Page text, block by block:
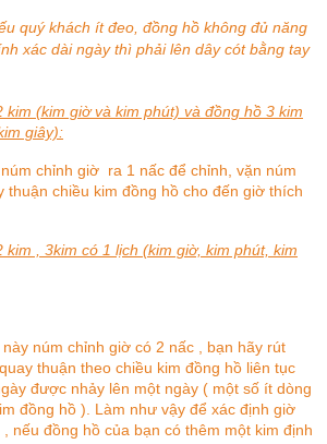
quý khách ít đeo, đồng hồ không đủ năng
xác dài ngày thì phải lên dây cót bằng tay
(kim giờ và kim phút) và đồng hồ 3 kim
giây):
chỉnh giờ ra 1 nấc để chỉnh, vặn núm
thuận chiều kim đồng hồ cho đến giờ thích
, 3kim có 1 lịch (kim giờ, kim phút, kim
núm chỉnh giờ có 2 nấc , bạn hãy rút
thuận theo chiều kim đồng hồ liên tục
được nhảy lên một ngày ( một số ít dòng
đồng hồ ). Làm như vậy để xác định giờ
nếu đồng hồ của bạn có thêm một kim định